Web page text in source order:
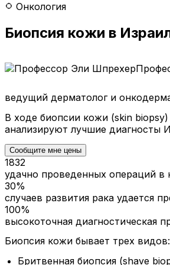
Онкология
Биопсия кожи в
ведущий дерматолог и
В ходе биопсии кожи (skin
анализируют лучшие диагносты
Сообщите мне цены
1832
удачно проведенных операций в
30%
случаев развития рака удается
100%
высокоточная диагностическая
Биопсия кожи бывает трех видов:
Бритвенная биопсия (shave